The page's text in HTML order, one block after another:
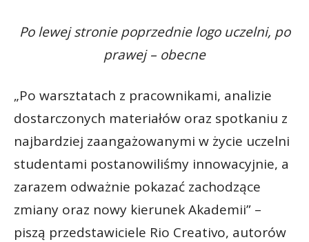
Po lewej stronie poprzednie logo uczelni, po
prawej – obecne
„Po warsztatach z pracownikami, analizie
dostarczonych materiałów oraz spotkaniu z
najbardziej zaangażowanymi w życie uczelni
studentami postanowiliśmy innowacyjnie, a
zarazem odważnie pokazać zachodzące
zmiany oraz nowy kierunek Akademii” –
piszą przedstawiciele Rio Creativo, autorów